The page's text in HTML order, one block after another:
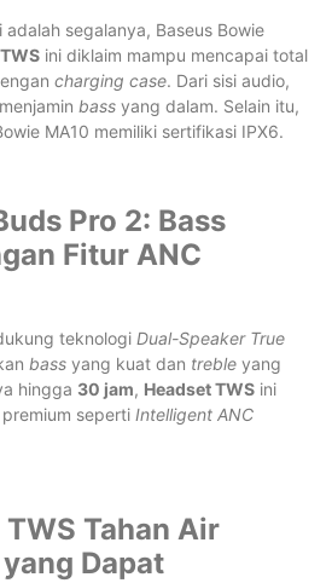
segalanya, Baseus Bowie
TWS ini diklaim mampu mencapai total
charging case. Dari sisi audio,
bass yang dalam. Selain itu,
MA10 memiliki sertifikasi IPX6.
Pro 2: Bass
Fitur ANC
teknologi Dual-Speaker True
bass yang kuat dan treble yang
hingga 30 jam, Headset TWS ini
seperti Intelligent ANC
Tahan Air
Dapat